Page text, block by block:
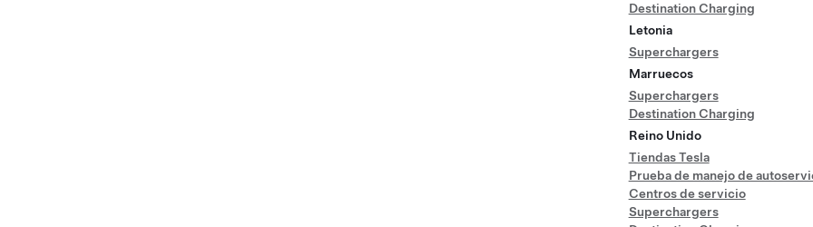
Destination Charging
Letonia
Superchargers
Marruecos
Superchargers
Destination Charging
Reino Unido
Tiendas Tesla
Prueba de manejo de
Centros de servicio
Superchargers